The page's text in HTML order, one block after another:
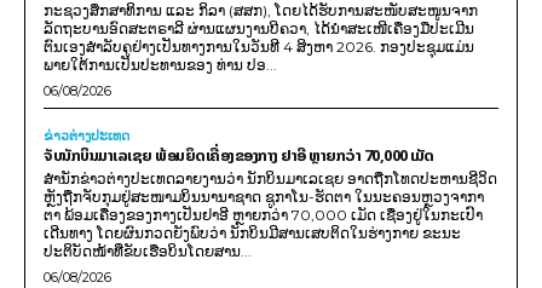
ກະຊວງສຶກສາທິການ ແລະ ກິລາ (ສສກ), ໂດຍໄດ້ຮັບການສະໜັບສະໜູນຈາກ
ລັດຖະບານອົດສະຕຣາລີ ຜ່ານແຜນງານບີຄວາ, ໄດ້ນຳສະເໜີເຄື່ອງມືປະເມີນ
ຕົນເອງສຳລັບຄູຢ່າງເປັນທາງການໃນວັນທີ 4 ສິງຫາ 2026. ກອງປະຊຸມແມ່ນ
ພາຍໃຕ້ການເປັນປະທານຂອງ ທ່ານ ປອ...
06/08/2026
ຂ່າວຕ່າງປະເທດ
ຈັບນັກບິນມາເລເຊຍ ພ້ອມຍຶດເຄື່ອງຂອງກາງ ຢາອີ ຫຼາຍກວ່າ 70,000 ເມັດ
ສຳນັກຂ່າວຕ່າງປະເທດລາຍງານວ່າ ນັກບິນມາເລເຊຍ ອາດຖືກໂທດປະຫານຊີວິດ
ຫຼັງຖືກຈັບກຸມຢູ່ສະໜາມບິນນານາຊາດ ຊູກາໂນ-ຮັດຕາ ໃນນະຄອນຫຼວງຈາກາ
ຕາ ພ້ອມເຄື່ອງຂອງກາງເປັນຢາອີ ຫຼາຍກວ່າ 70,000 ເມັດ ເຊື່ອງຢູ່ໃນກະເປົາ
ເດີນທາງ ໂດຍຜົນກວດຍັງພົບວ່າ ນັກບິນມີສານເສບຕິດໃນຮ່າງກາຍ ຂະນະ
ປະຕິບັດໜ້າທີ່ຂັບເຮືອບິນໂດຍສານ...
06/08/2026